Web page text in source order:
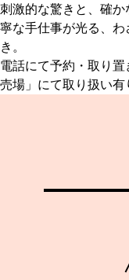
刺激的な驚きと、確
寧な手仕事が光る、
き。
電話にて予約・取り
売場」にて取り扱い有